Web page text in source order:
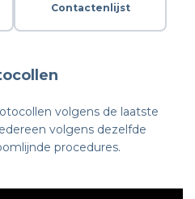
Contactenlijst
volgens de laatste
volgens dezelfde
procedures.